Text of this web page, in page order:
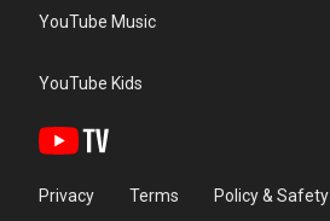
YouTube Music
YouTube Kids
Privacy Terms Policy & Safety